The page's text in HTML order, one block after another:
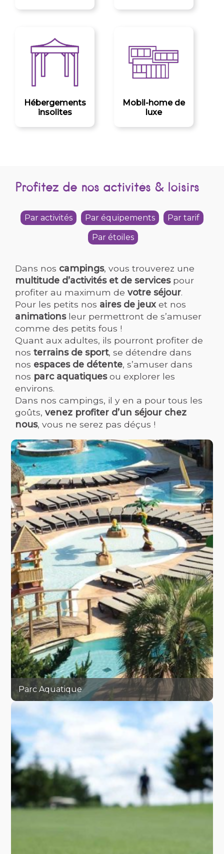
Hébergements
insolites
Mobil-home de
luxe
Profitez de nos activités & loisirs
Par activités Par équipements Par tarif
Par étoiles
Dans nos campings, vous trouverez une
multitude d’activités et de servicespour
profiter au maximum devotre séjour.
Pour les petits nos aires de jeux et nos
animationsleur permettront de s’amuser
comme des petits fous !
Quant aux adultes, ils pourront profiter de
nosterrains de sport, se détendre dans
nos espaces de détente, s’amuser dans
nos parc aquatiquesou explorer les
environs.
Dans nos campings, il y en a pour tous les
goûts,venez profiter d’un séjour chez
nous, vous ne serez pas déçus !
Parc Aquatique